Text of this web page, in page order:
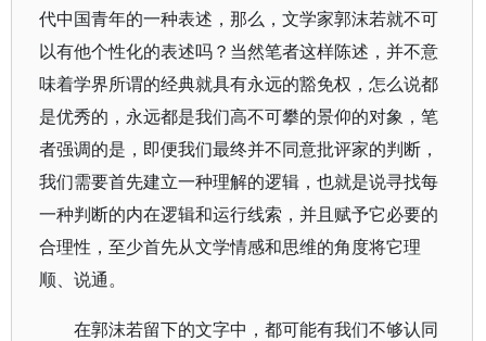
代中国青年的一种表述，那么，文学家郭沫若就不可
以有他个性化的表述吗？当然笔者这样陈述，并不意
味着学界所谓的经典就具有永远的豁免权，怎么说都
是优秀的，永远都是我们高不可攀的景仰的对象，笔
者强调的是，即便我们最终并不同意批评家的判断，
我们需要首先建立一种理解的逻辑，也就是说寻找每
一种判断的内在逻辑和运行线索，并且赋予它必要的
合理性，至少首先从文学情感和思维的角度将它理
顺、说通。
在郭沫若留下的文字中，都可能有我们不够认同